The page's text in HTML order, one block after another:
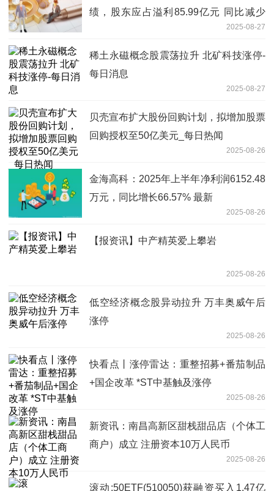
绩，股东应占溢利85.99亿元 同比减少
2025-08-27
稀土永磁概念股震荡拉升 北矿科技涨停-
每日消息
2025-08-27
贝壳宣布扩大股份回购计划，拟增加股票
回购授权至50亿美元_每日热闻
2025-08-26
金海高科：2025年上半年净利润6152.48
万元，同比增长66.57% 最新
2025-08-26
【报资讯】中产精英爱上攀岩
2025-08-26
低空经济概念股异动拉升 万丰奥威午后
涨停
2025-08-26
快看点丨涨停雷达：重整招募+番茄制品
+国企改革 *ST中基触及涨停
2025-08-26
新资讯：南昌高新区甜栈甜品店（个体工
商户）成立 注册资本10万人民币
2025-08-26
滚动:50ETF(510050)获融资买入1.47亿